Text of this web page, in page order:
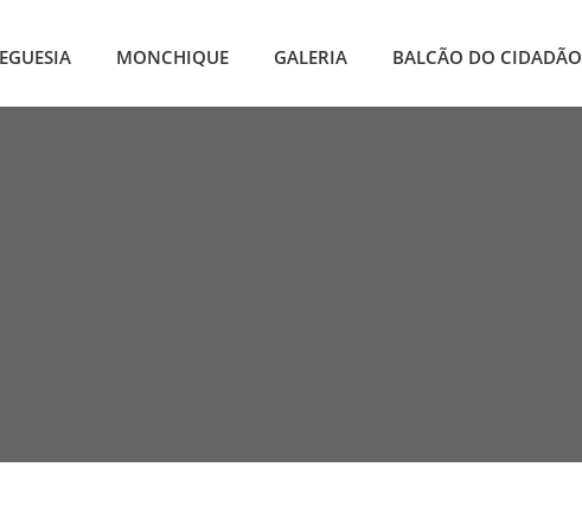
MONCHIQUE GALERIA BALCÃO DO CIDADÃO